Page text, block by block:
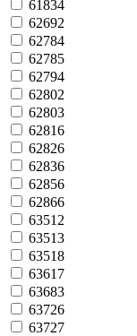
61834
62692
62784
62785
62794
62802
62803
62816
62826
62836
62856
62866
63512
63513
63518
63617
63683
63726
63727